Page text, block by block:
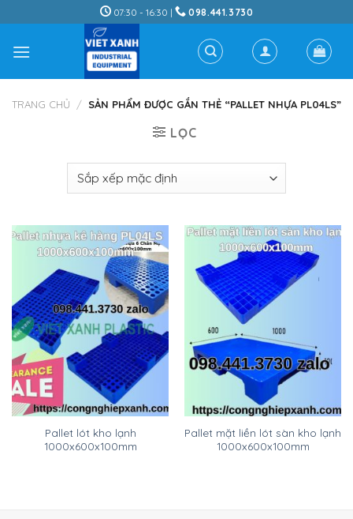
to
content
07:30 - 16:30 | 098.441.3730
TRANG CHỦ / SẢN PHẨM ĐƯỢC GẮN THẺ “PALLET NHỰA PL04LS”
LỌC
Pallet lót kho lạnh
1000x600x100mm
Pallet mặt liền lót sàn kho lạnh
1000x600x100mm